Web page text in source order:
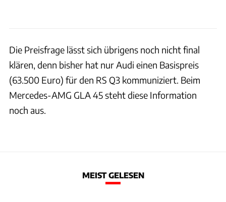
Die Preisfrage lässt sich übrigens noch nicht final
klären, denn bisher hat nur Audi einen Basispreis
(63.500 Euro) für den RS Q3 kommuniziert. Beim
Mercedes-AMG GLA 45 steht diese Information
noch aus.
MEIST GELESEN